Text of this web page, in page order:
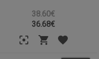
38.60€
36.68€